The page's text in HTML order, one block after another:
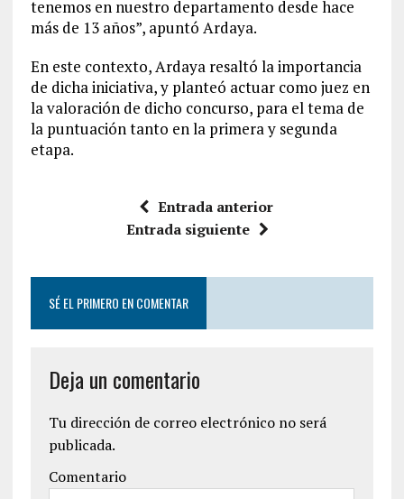
tenemos en nuestro departamento desde hace
más de 13 años”, apuntó Ardaya.
En este contexto, Ardaya resaltó la importancia
de dicha iniciativa, y planteó actuar como juez en
la valoración de dicho concurso, para el tema de
la puntuación tanto en la primera y segunda
etapa.
Entrada anterior
Entrada siguiente
SÉ EL PRIMERO EN COMENTAR
Deja un comentario
Tu dirección de correo electrónico no será
publicada.
Comentario